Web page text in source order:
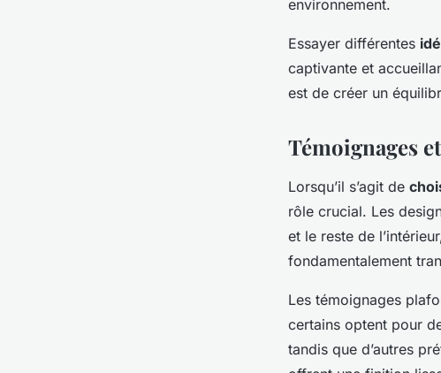
environnement.
Essayer différentes
captivante et
est de créer un
Témoignages
Lorsqu’il s’agit de
rôle crucial. Les
et le reste de
fondamentalement
Les témoignages
certains optent pour
tandis que d’autres